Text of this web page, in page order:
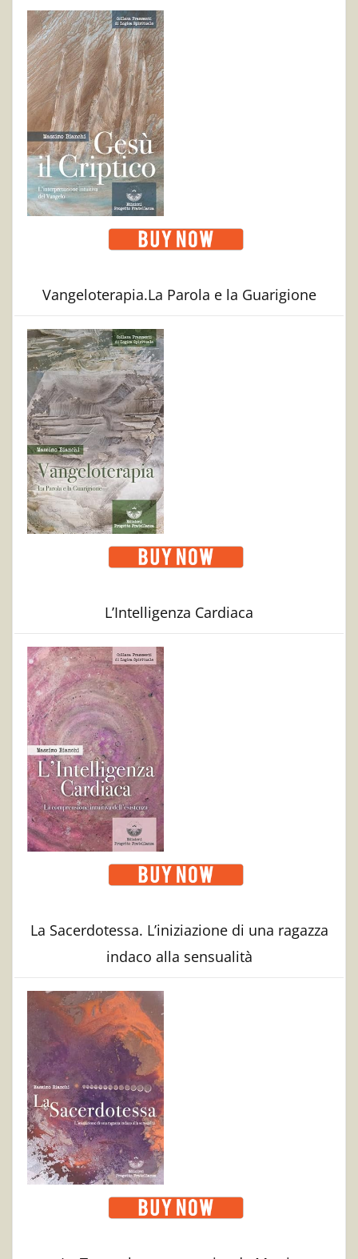
Vangeloterapia.La Parola e la Guarigione
L’Intelligenza Cardiaca
La Sacerdotessa. L’iniziazione di una ragazza
indaco alla sensualità